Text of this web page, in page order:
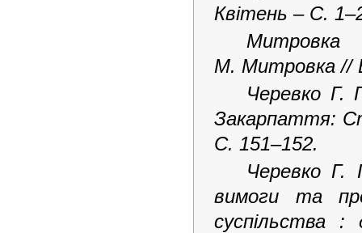
Квітень – С.
Митровка
М. Митровка //
Черевко Г.
Закарпаття:
С. 151–152.
Черевко Г.
вимоги та
суспільства :